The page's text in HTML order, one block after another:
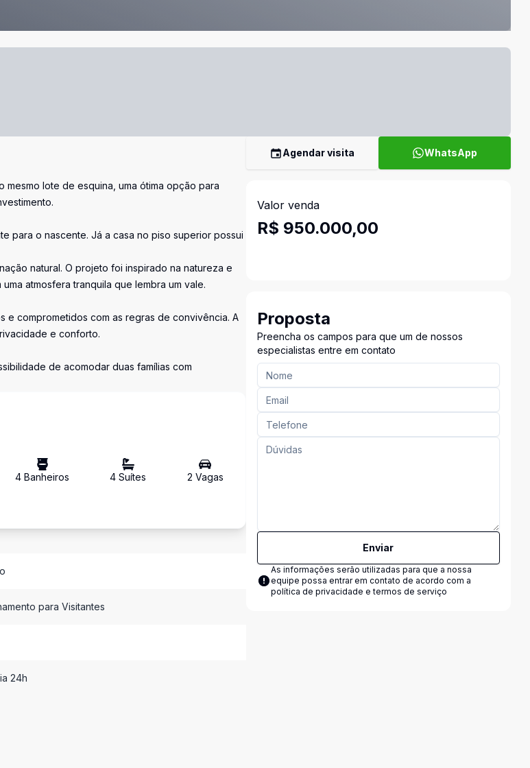
lote de esquina, uma ótima opção para
para o nascente. Já a casa no piso superior possui
natural. O projeto foi inspirado na natureza e
atmosfera tranquila que lembra um vale.
e comprometidos com as regras de convivência. A
e conforto.
de acomodar duas famílias com
4 Banheiros 4 Suítes 2 Vagas
para Visitantes
24h
Agendar visita WhatsApp
Valor venda
R$ 950.000,00
Proposta
Preencha os campos para que um de nossos
especialistas entre em contato
Enviar
As informações serão utilizadas para que a nossa
equipe possa entrar em contato de acordo com a
política de privacidade e termos de serviço